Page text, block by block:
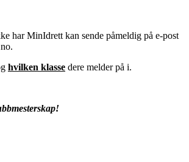
har MinIdrett kan sende påmeldig på e-post
hvilken klasse dere melder på i.